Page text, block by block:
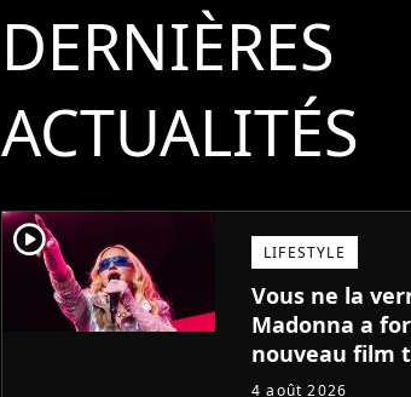
DERNIÈRES
ACTUALITÉS
player2 LIFESTYLE
Vous ne la
Madonna a
nouveau film
4 août 2026